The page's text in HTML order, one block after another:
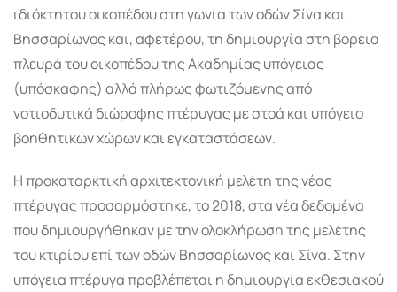
ιδιόκτητου οικοπέδου στη γωνία των οδών Σίνα και
Βησσαρίωνος και, αφετέρου, τη δημιουργία στη βόρεια
πλευρά του οικοπέδου της Ακαδημίας υπόγειας
(υπόσκαφης) αλλά πλήρως φωτιζόμενης από
νοτιοδυτικά διώροφης πτέρυγας με στοά και υπόγειο
βοηθητικών χώρων και εγκαταστάσεων.
Η προκαταρκτική αρχιτεκτονική μελέτη της νέας
πτέρυγας προσαρμόστηκε, το 2018, στα νέα δεδομένα
που δημιουργήθηκαν με την ολοκλήρωση της μελέτης
του κτιρίου επί των οδών Βησσαρίωνος και Σίνα. Στην
υπόγεια πτέρυγα προβλέπεται η δημιουργία εκθεσιακού